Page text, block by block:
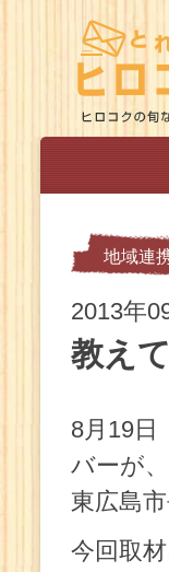
地域連
2013年
教え
8月19日
バーが、
東広島
今回取